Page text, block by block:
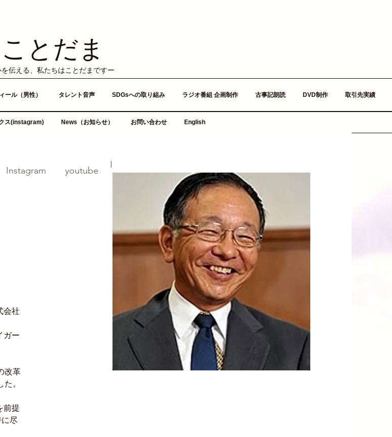
ことだま
を伝える、私たちはことだまですー
ール（男性） タレント音声 SDGsへの取り組み ラジオ番組 企画制作 古事記朗読 DVD制作 取引先実績
ス(instagram) News（お知らせ） お問い合わせ English
​Instagram ​youtube
​Instagram
会社
ガー
改革
。
前提
尽